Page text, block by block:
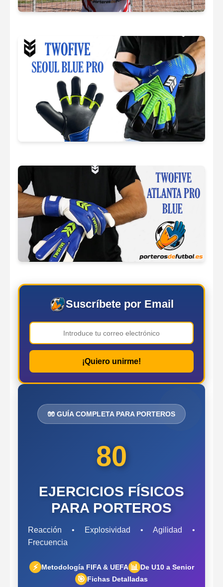
Suscríbete por Email
¡Quiero unirme!
🧤 GUÍA COMPLETA PARA PORTEROS
80
EJERCICIOS FÍSICOS
PARA PORTEROS
Reacción • Explosividad • Agilidad •
Frecuencia
⚡ Metodología FIFA & UEFA 📊 De U10 a Senior
🎯 Fichas Detalladas